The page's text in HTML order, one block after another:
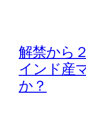
解禁から
インド産
か？